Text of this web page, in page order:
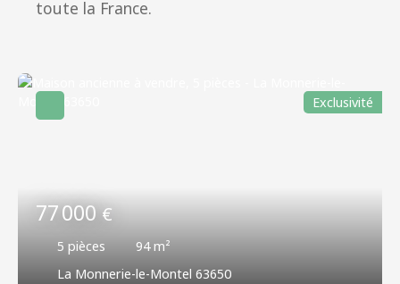
toute la France.
77 000€
5 pièces 94m²
La Monnerie-le-Montel 63650
Exclusivité